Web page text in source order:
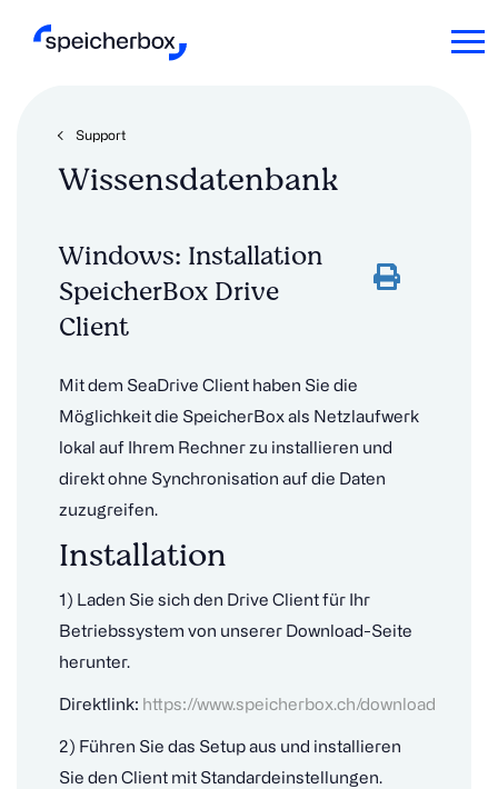
Support
Wissensdatenbank
Windows: Installation
SpeicherBox Drive
Client
Mit dem SeaDrive Client haben Sie die
Möglichkeit die SpeicherBox als Netzlaufwerk
lokal auf Ihrem Rechner zu installieren und
direkt ohne Synchronisation auf die Daten
zuzugreifen.
Installation
1) Laden Sie sich den Drive Client für Ihr
Betriebssystem von unserer Download-Seite
herunter.
Direktlink: https://www.speicherbox.ch/download
2) Führen Sie das Setup aus und installieren
Sie den Client mit Standardeinstellungen.